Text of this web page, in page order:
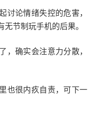
讨论情绪失控的危害，
节制玩手机的后果。
，确实会注意力分散，
也很内疚自责，可下一